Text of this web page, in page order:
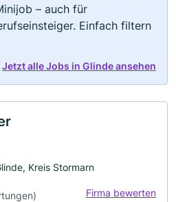
– auch für
Einfach filtern
Jetzt alle Jobs in Glinde ansehen
Kreis Stormarn
Firma bewerten